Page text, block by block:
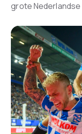
grote